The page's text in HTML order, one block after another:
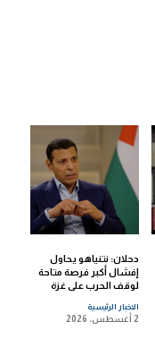
دحلان: نتنياهو يحاول
إفشال أكبر فرصة متاحة
لوقف الحرب على غزة
الاخبار الرئيسية
2 أغسطس، 2026